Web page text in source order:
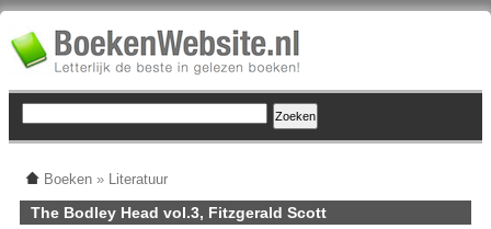
Boeken » Literatuur
The Bodley Head vol.3, Fitzgerald Scott